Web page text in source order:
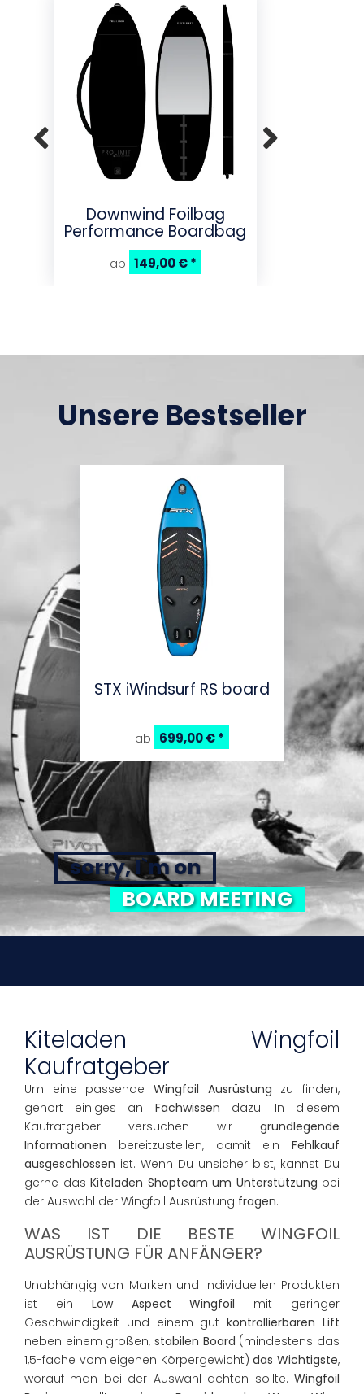
Downwind Foilbag
Performance Boardbag
ab 149,00 €*
Unsere Bestseller
STX iWindsurf RS board
ab 699,00 €*
sorry, I`m on
BOARD MEETING
Kiteladen Wingfoil
Kaufratgeber
Um eine passende Wingfoil Ausrüstung zu finden,
gehört einiges an Fachwissen dazu. In diesem
Kaufratgeber versuchen wir grundlegende
Informationen bereitzustellen, damit ein Fehlkauf
ausgeschlossen ist. Wenn Du unsicher bist, kannst Du
gerne das Kiteladen Shopteam um Unterstützung bei
der Auswahl der Wingfoil Ausrüstung fragen.
WAS IST DIE BESTE WINGFOIL
AUSRÜSTUNG FÜR ANFÄNGER?
Unabhängig von Marken und individuellen Produkten
ist ein Low Aspect Wingfoil mit geringer
Geschwindigkeit und einem gutkontrollierbaren Lift
neben einem großen, stabilen Board (mindestens das
1,5-fache vom eigenen Körpergewicht)das Wichtigste,
worauf man bei der Auswahl achten sollte. Wingfoil